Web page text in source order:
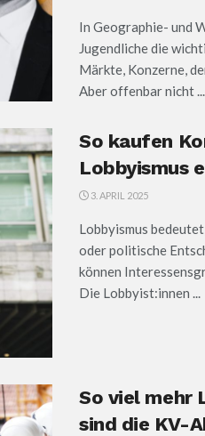
In Geographie- und
Jugendliche die
Märkte, Konzerne,
Aber offenbar nicht ...
So kaufen
Lobbyismus
3. APRIL 2025
Lobbyismus
oder politische
können
Die Lobbyist:innen ...
So viel mehr
sind die KV-